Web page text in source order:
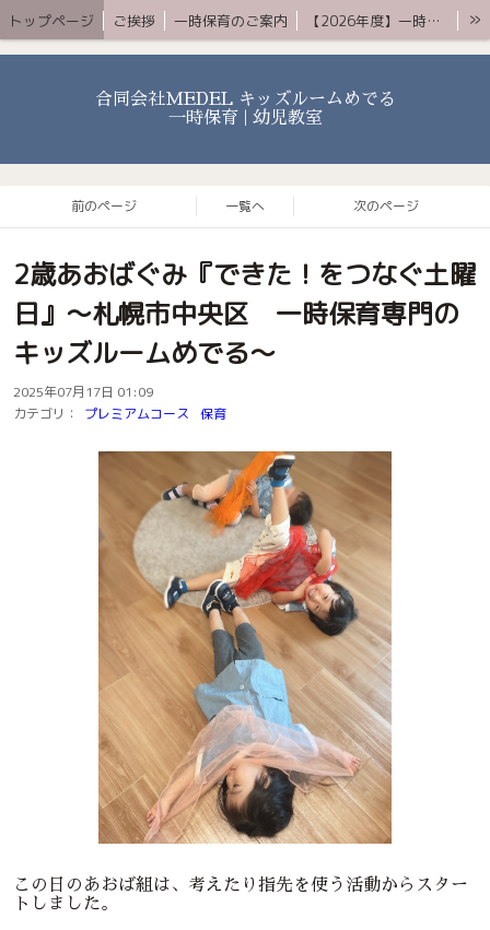
トップページ ご挨拶 一時保育のご案内
【2026年度】一時保育プレミアムコース
お知らせ 〜ブログ〜
よくある質問 アクセス
YouTube
»
合同会社MEDEL キッズルームめでる
一時保育 | 幼児教室
前のページ 一覧へ 次のページ
2歳あおばぐみ『できた！をつなぐ土曜
日』〜札幌市中央区 一時保育専門の
キッズルームめでる〜
2025年07月17日 01:09
カテゴリ：
プレミアムコース 保育
この日のあおば組は、考えたり指先を使う活動からスター
トしました。